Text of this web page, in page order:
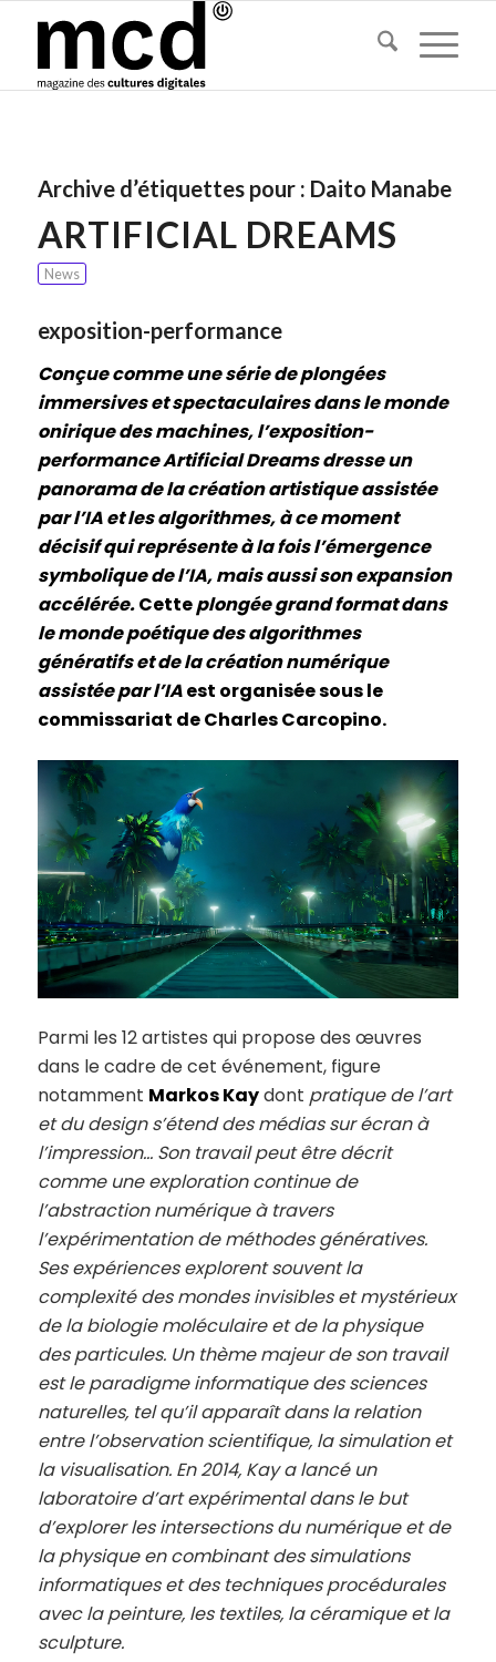
Archive d’étiquettes pour : Daito Manabe
ARTIFICIAL DREAMS
News
exposition-performance
Conçue comme une série de plongées
immersives et spectaculaires dans le monde
onirique des machines, l’exposition-
performance Artificial Dreams dresse un
panorama de la création artistique assistée
par l’IA et les algorithmes, à ce moment
décisif qui représente à la fois l’émergence
symbolique de l’IA, mais aussi son expansion
accélérée.Cetteplongée grand format dans
le monde poétique des algorithmes
génératifs et de la création numérique
assistée par l’IAest organisée sous le
commissariat deCharles Carcopino.
Parmi les 12 artistes qui propose des œuvres
dans le cadre de cet événement, figure
notamment Markos Kaydont pratique de l’art
et du design s’étend des médias sur écran à
l’impression… Son travail peut être décrit
comme une exploration continue de
l’abstraction numérique à travers
l’expérimentation de méthodes génératives.
Ses expériences explorent souvent la
complexité des mondes invisibles et mystérieux
de la biologie moléculaire et de la physique
des particules. Un thème majeur de son travail
est le paradigme informatique des sciences
naturelles, tel qu’il apparaît dans la relation
entre l’observation scientifique, la simulation et
la visualisation. En 2014, Kay a lancé un
laboratoire d’art expérimental dans le but
d’explorer les intersections du numérique et de
la physique en combinant des simulations
informatiques et des techniques procédurales
avec la peinture, les textiles, la céramique et la
sculpture.